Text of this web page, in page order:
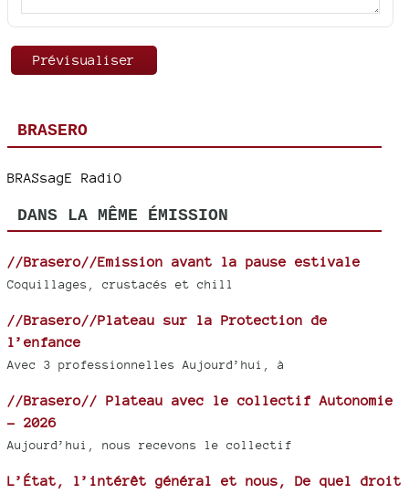
BRASERO
BRASsagE RadiO
DANS LA MÊME ÉMISSION
//Brasero//Emission avant la pause estivale
Coquillages, crustacés et chill
//Brasero//Plateau sur la Protection de
l’enfance
Avec 3 professionnelles Aujourd’hui, à
//Brasero// Plateau avec le collectif Autonomie
- 2026
Aujourd’hui, nous recevons le collectif
L’État, l’intérêt général et nous, De quel droit